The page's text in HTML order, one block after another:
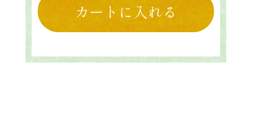
カートに入れる